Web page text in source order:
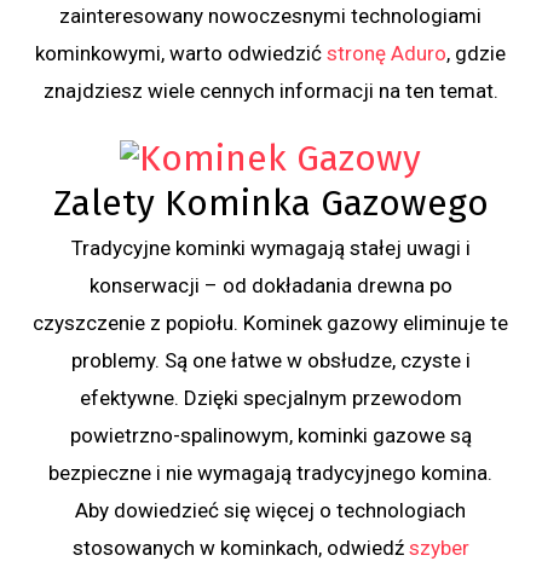
zainteresowany nowoczesnymi technologiami
kominkowymi, warto odwiedzićstronę Aduro, gdzie
znajdziesz wiele cennych informacji na ten temat.
Zalety Kominka Gazowego
Tradycyjne kominki wymagają stałej uwagi i
konserwacji – od dokładania drewna po
czyszczenie z popiołu. Kominek gazowy eliminuje te
problemy. Są one łatwe w obsłudze, czyste i
efektywne. Dzięki specjalnym przewodom
powietrzno-spalinowym, kominki gazowe są
bezpieczne i nie wymagają tradycyjnego komina.
Aby dowiedzieć się więcej o technologiach
stosowanych w kominkach, odwiedź szyber